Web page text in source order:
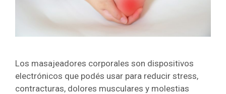
Los masajeadores corporales son dispositivos
electrónicos que podés usar para reducir stress,
contracturas, dolores musculares y molestias